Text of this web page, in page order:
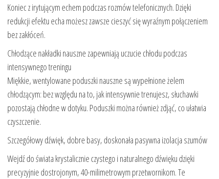
Koniec z irytującym echem podczas rozmów telefonicznych. Dzięki
redukcji efektu echa możesz zawsze cieszyć się wyraźnym połączeniem
bez zakłóceń.
Chłodzące nakładki nauszne zapewniają uczucie chłodu podczas
intensywnego treningu
Miękkie, wentylowane poduszki nauszne są wypełnione żelem
chłodzącym: bez względu na to, jak intensywnie trenujesz, słuchawki
pozostają chłodne w dotyku. Poduszki można również zdjąć, co ułatwia
czyszczenie.
Szczegółowy dźwięk, dobre basy, doskonała pasywna izolacja szumów
Wejdź do świata krystalicznie czystego i naturalnego dźwięku dzięki
precyzyjnie dostrojonym, 40-milimetrowym przetwornikom. Te